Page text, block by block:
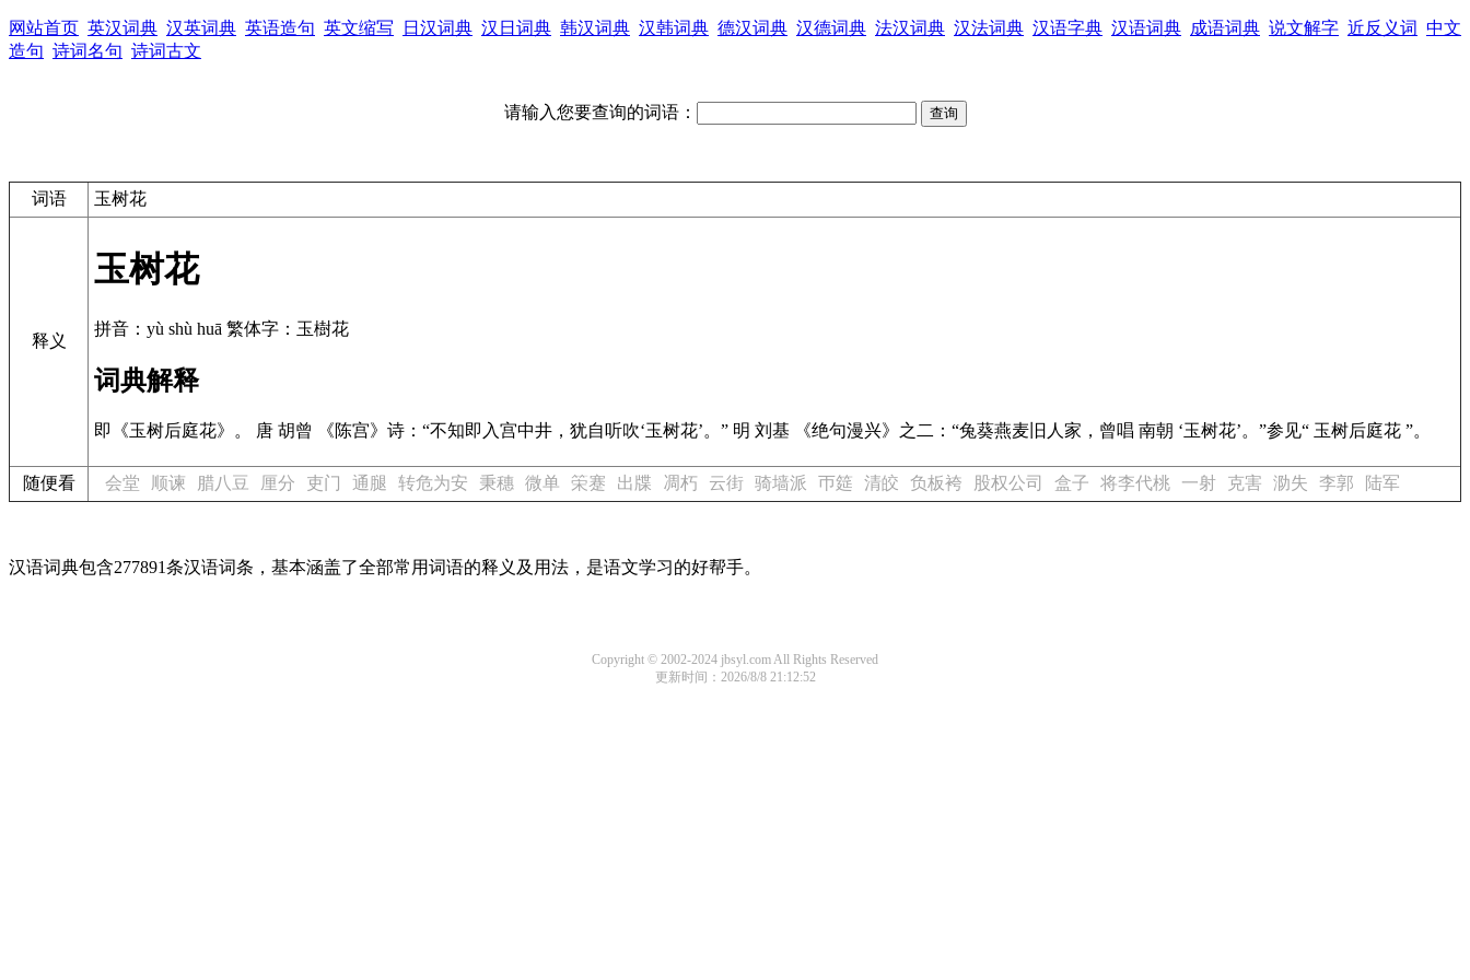
网站首页 英汉词典 汉英词典 英语造句 英文缩写 日汉词典 汉日词典 韩汉词典 汉韩词典 德汉词典 汉德词典 法汉词典 汉法词典 汉语字典 汉语词典 成语词典 说文解字 近反义词 中文
造句 诗词名句 诗词古文
请输入您要查询的词语：
词语 玉树花
释义
玉树花
拼音：yù shù huā 繁体字：玉樹花
词典解释
即《玉树后庭花》。 唐 胡曾 《陈宫》诗：“不知即入宫中井，犹自听吹‘玉树花’。” 明 刘基 《绝句漫兴》之二：“兔葵燕麦旧人家，曾唱 南朝 ‘玉树花’。”参见“ 玉树后庭花 ”。
随便看 会堂 顺谏 腊八豆 厘分 吏门 通腿 转危为安 秉穗 微单 筞蹇 出牒 凋朽 云街 骑墙派 帀筵 清皎 负板袴 股权公司 盒子 将李代桃 一射 克害 泐失 李郭 陆军
汉语词典包含277891条汉语词条，基本涵盖了全部常用词语的释义及用法，是语文学习的好帮手。
Copyright © 2002-2024 jbsyl.com All Rights Reserved
更新时间：2026/8/8 21:12:52